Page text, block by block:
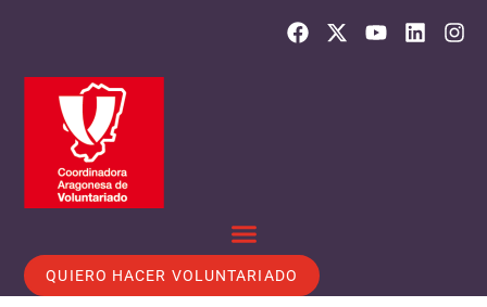
QUIERO HACER VOLUNTARIADO